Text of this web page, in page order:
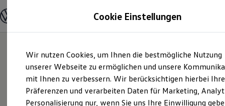
Hauptinhalt
springen
Footer
springen
Modelle und Konfigurator
Modelle vergleichen
Elektroautos
ENERGY Sondermodelle
Nutzfahrzeuge
SUV und CUV
Familienautos
Kombis
Cookie Einstellungen
Wir nutzen Cookies, um Ihnen die bestmögliche Nutzung
unserer Webseite zu ermöglichen und unsere
mit Ihnen zu verbessern. Wir berücksichtigen hierbei Ihre
Präferenzen und verarbeiten Daten für Marketing,
Personalisierung nur, wenn Sie uns Ihre Einwilligung